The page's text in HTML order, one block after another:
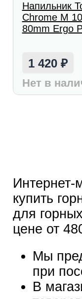
Напильник
Chrome M
80mm Ergo
1 420 ₽
Нет в
Интернет-
купить
для
цене от
Мы
при
В